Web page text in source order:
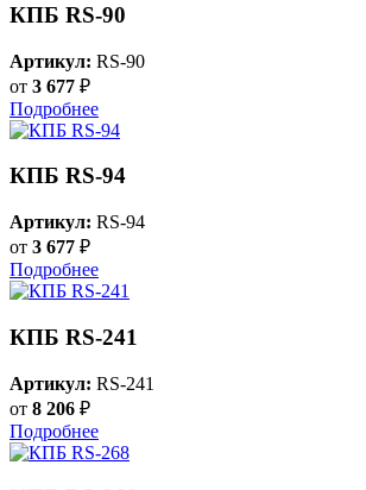
КПБ RS-90
Артикул: RS-90
от 3 677 ₽
Подробнее
КПБ RS-94
Артикул: RS-94
от 3 677 ₽
Подробнее
КПБ RS-241
Артикул: RS-241
от 8 206 ₽
Подробнее